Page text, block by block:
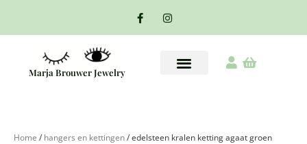
Marja Brouwer Jewelry
Home / hangers en kettingen/ edelsteen kralen ketting agaat groen